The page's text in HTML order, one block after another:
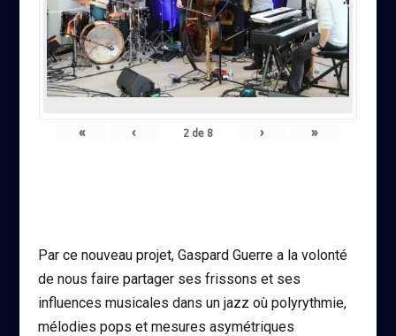
« ‹ 2de 8 › »
Par ce nouveau projet, Gaspard Guerre a la volonté
de nous faire partager ses frissons et ses
influences musicales dans un jazz où polyrythmie,
mélodies pops et mesures asymétriques